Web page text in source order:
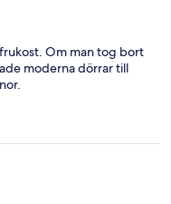
Om man tog bort
moderna dörrar till